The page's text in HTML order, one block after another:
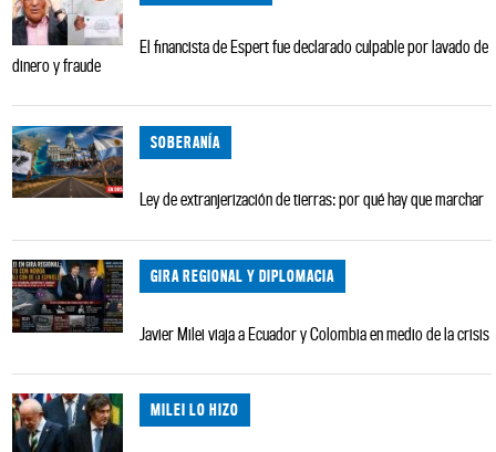
El financista de Espert fue declarado culpable por lavado de
dinero y fraude
SOBERANÍA
Ley de extranjerización de tierras: por qué hay que marchar
GIRA REGIONAL Y DIPLOMACIA
Javier Milei viaja a Ecuador y Colombia en medio de la crisis
MILEI LO HIZO